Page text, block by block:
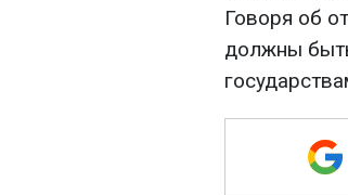
Говоря об
должны